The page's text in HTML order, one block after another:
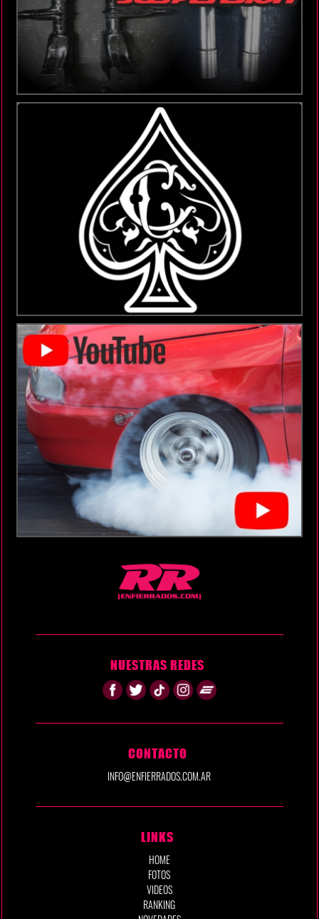
NUESTRAS REDES
CONTACTO
INFO@ENFIERRADOS.COM.AR
LINKS
HOME
FOTOS
VIDEOS
RANKING